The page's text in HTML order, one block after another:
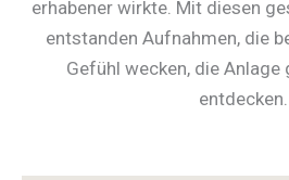
erhabener wirkte. Mit diesen
entstanden Aufnahmen, die
Gefühl wecken, die Anlage
entdecken.